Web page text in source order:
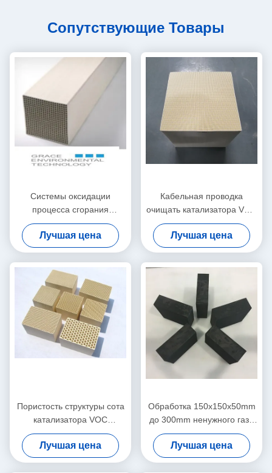
Сопутствующие Товары
Системы оксидации
процесса сгорания
катализатора Voc Rto
палладиума платины
каталитические
Лучшая цена
Кабельная проводка
очищать катализатора VOC
ненужного газа кордиерита
покрыла эмалью
индустрию машинного
оборудования провода
Лучшая цена
Пористость структуры сота
катализатора VOC
очищения воздуха высокая
Лучшая цена
Обработка 150x150x50mm
до 300mm ненужного газа
катализатора разрушения
озона
Лучшая цена